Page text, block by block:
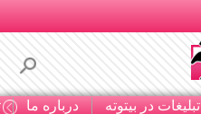
تبلیغات در بیتوته درباره ما